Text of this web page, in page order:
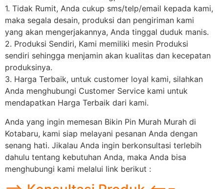
1. Tidak Rumit, Anda cukup sms/telp/email kepada kami,
maka segala desain, produksi dan pengiriman kami
yang akan mengerjakannya, Anda tinggal duduk manis.
2. Produksi Sendiri, Kami memiliki mesin Produksi
sendiri sehingga menjamin akan kualitas dan kecepatan
produksinya.
3. Harga Terbaik, untuk customer loyal kami, silahkan
Anda menghubungi Customer Service kami untuk
mendapatkan Harga Terbaik dari kami.
Anda yang ingin memesan Bikin Pin Murah Murah di
Kotabaru, kami siap melayani pesanan Anda dengan
senang hati. Jikalau Anda ingin berkonsultasi terlebih
dahulu tentang kebutuhan Anda, maka Anda bisa
menghubungi kami melalui link berikut :